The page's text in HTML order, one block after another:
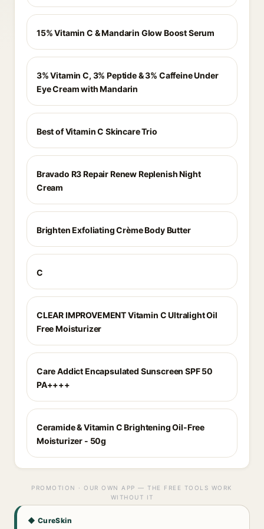
15% Vitamin C & Mandarin Glow Boost Serum
3% Vitamin C, 3% Peptide & 3% Caffeine Under
Eye Cream with Mandarin
Best of Vitamin C Skincare Trio
Bravado R3 Repair Renew Replenish Night
Cream
Brighten Exfoliating Crème Body Butter
C
CLEAR IMPROVEMENT Vitamin C Ultralight Oil
Free Moisturizer
Care Addict Encapsulated Sunscreen SPF 50
PA++++
Ceramide & Vitamin C Brightening Oil-Free
Moisturizer - 50g
PROMOTION · OUR OWN APP — THE FREE TOOLS WORK
WITHOUT IT
◆ CureSkin